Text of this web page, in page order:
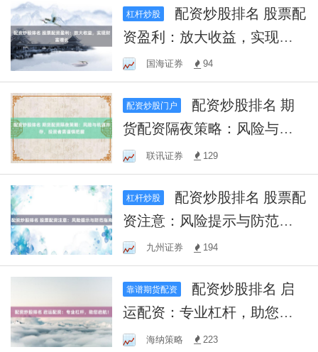
杠杆炒股
资盈利：放大收益，实现财
富增长国海证券 94
配资炒股门户
货配资隔夜策略：风险与机
遇并存，投资者需谨慎把握
联讯证券 129
杠杆炒股
资注意：风险提示与防范指
南
九州证券 194
靠谱期货配资
运配资：专业杠杆，助您启
航！海纳策略 223